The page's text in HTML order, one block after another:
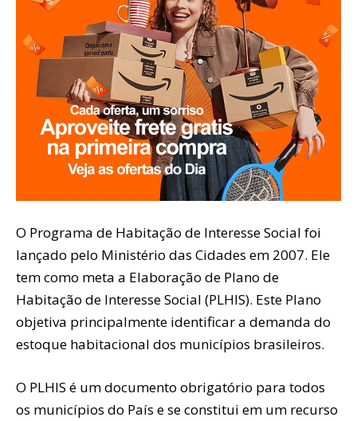
O Programa de Habitação de Interesse Social foi
lançado pelo Ministério das Cidades em 2007. Ele
tem como meta a Elaboração de Plano de
Habitação de Interesse Social (PLHIS). Este Plano
objetiva principalmente identificar a demanda do
estoque habitacional dos municípios brasileiros.
O PLHIS é um documento obrigatório para todos
os municípios do País e se constitui em um recurso